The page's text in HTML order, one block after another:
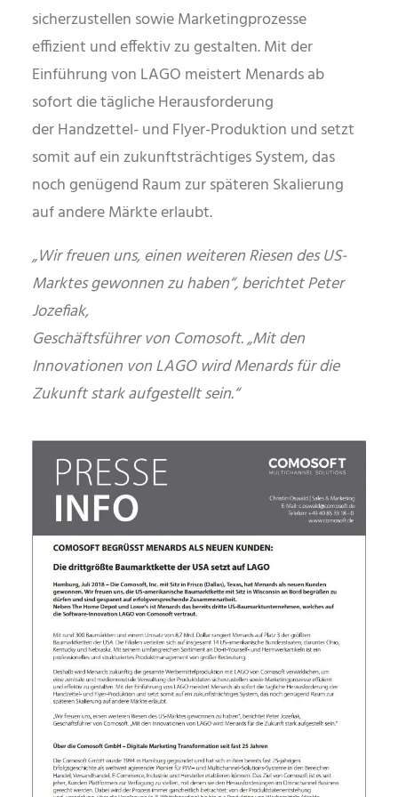
sicherzustellen sowie Marketingprozesse
effizient und effektiv zu gestalten. Mit der
Einführung von LAGO meistert Menards ab
sofort die tägliche Herausforderung
der Handzettel- und Flyer-Produktion und setzt
somit auf ein zukunftsträchtiges System, das
noch genügend Raum zur späteren Skalierung
auf andere Märkte erlaubt.
„Wir freuen uns, einen weiteren Riesen des US-
Marktes gewonnen zu haben“, berichtet Peter
Jozefiak,
Geschäftsführer von Comosoft. „Mit den
Innovationen von LAGO wird Menards für die
Zukunftstarkaufgestellt sein.“